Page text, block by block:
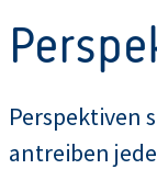
Perspektiven
antreiben